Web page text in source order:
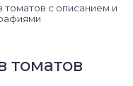
томатов с описанием и
томатов